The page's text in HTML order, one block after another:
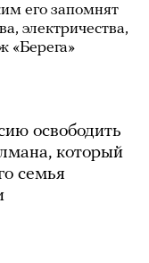
его запомнят
электричества,
«Берега»
освободить
который
семья